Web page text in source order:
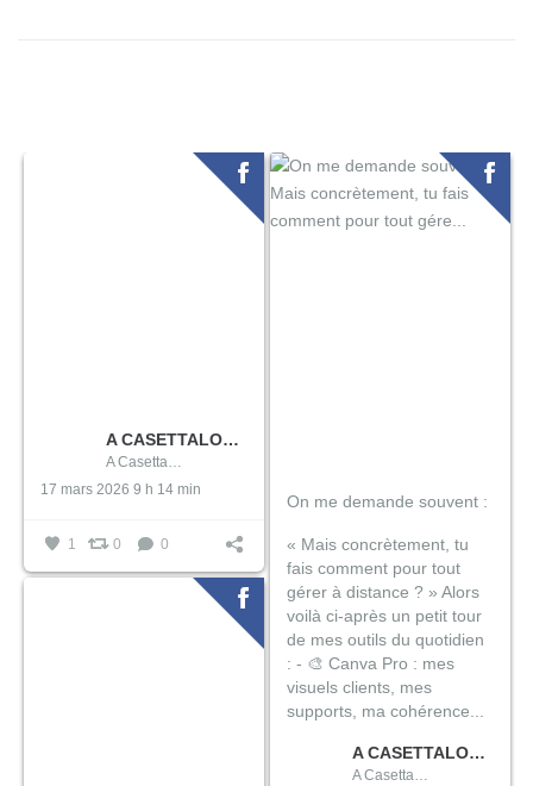
A CASETTALOC/ LOCATION DE MATÉRIEL DE PUÉRICULTURE EN CORSE
A CasettaLoc/ Location de Matériel de Puériculture en Corse
17 mars 2026 9 h 14 min
1 0 0
On me demande souvent :
« Mais concrètement, tu
fais comment pour tout
gérer à distance ? » Alors
voilà ci-après un petit tour
de mes outils du quotidien
: - 🎨 Canva Pro : mes
visuels clients, mes
supports, ma cohérence...
A CASETTALOC/ LOCATION DE MATÉRIEL DE PUÉRICULTURE EN CORSE
A CasettaLoc/ Location de Matériel de Puériculture en Corse